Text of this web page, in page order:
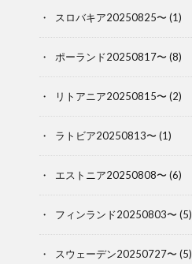
スロバキア20250825〜 (1)
ポーランド20250817〜 (8)
リトアニア20250815〜 (2)
ラトビア20250813〜 (1)
エストニア20250808〜 (6)
フィンランド20250803〜 (5)
スウェーデン20250727〜 (5)